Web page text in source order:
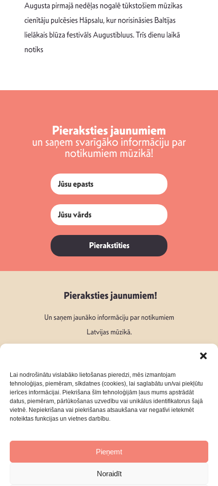
Lai nodrošinātu vislabāko lietošanas pieredzi, mēs izmantojam
tehnoloģijas, piemēram, sīkdatnes (cookies), lai saglabātu un/vai piekļūtu
ierīces informācijai. Piekrišana šīm tehnoloģijām ļaus mums apstrādāt
datus, piemēram, pārlūkošanas uzvedību vai unikālus identifikatorus šajā
vietnē. Nepiekrišana vai piekrišanas atsaukšana var negatīvi ietekmēt
noteiktas funkcijas un vietnes darbību.
Pieņemt
Noraidīt
Augusta pirmajā nedēļas nogalē tūkstošiem mūzikas
cienītāju pulcēsies Hāpsalu, kur norisināsies Baltijas
lielākais blūza festivāls Augustibluus. Trīs dienu laikā
notiks
Pieraksties jaunumiem
un saņem svarīgāko informāciju par
notikumiem mūzikā!
Pierakstīties
Pieraksties jaunumiem!
Un saņem jaunāko informāciju par notikumiem
Latvijas mūzikā.
Seko mums:
Par mumsKontakti